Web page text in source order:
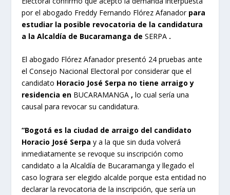
por el abogado Freddy Fernando Flórez Afanador para
estudiar la posible revocatoria de la candidatura
a la Alcaldía de Bucaramanga deSERPA .
El abogado Flórez Afanador presentó 24 pruebas ante
el Consejo Nacional Electoral por considerar que el
candidato Horacio José Serpa no tiene arraigo y
residencia en BUCARAMANGA,lo cual sería una
causal para revocar su candidatura.
“Bogotá es la ciudad de arraigo del candidato
Horacio José Serpa y a la que sin duda volverá
inmediatamente se revoque su inscripción como
candidato a la Alcaldía de Bucaramanga y llegado el
caso lograra ser elegido alcalde porque esta entidad no
declarar la revocatoria de la inscripción, que sería un